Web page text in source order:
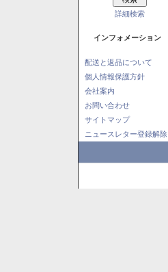
詳細検索
インフォメーション
配送と返品について
個人情報保護方針
会社案内
お問い合わせ
サイトマップ
ニュースレター登録解除